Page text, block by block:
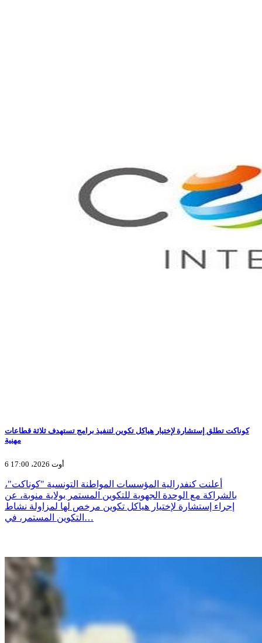
كوناكت تطلق إستشارة لإختيار هياكل تكوين لتنفيذ برامج تستهدف ثلاثة قطاعات
مهنية
6 أوت 2026، 17:00
أعلنت كنفدرالية المؤسسات المواطنة التونسية "كوناكت"،
بالشراكة مع الوحدة الجهوية للتكوين المستمر بولاية منوبة، عن
إجراء إستشارة لإختيار هياكل تكوين مرخص لها لمزاولة نشاط
التكوين المستمر، في…